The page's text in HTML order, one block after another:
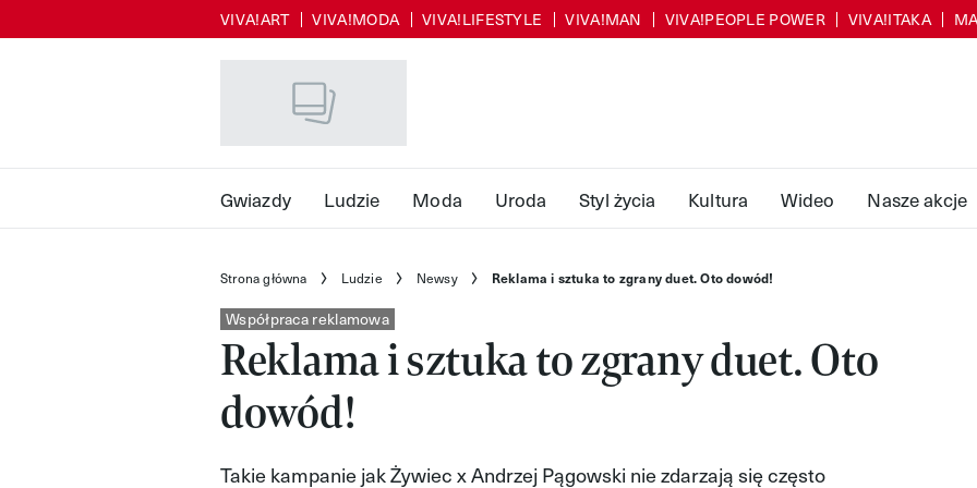
VIVA!ART VIVA!MODA VIVA!LIFESTYLE VIVA!MAN VIVA!PEOPLE POWER VIVA!ITAKA
Gwiazdy Ludzie Moda Uroda Styl życia Kultura Wideo Nasze akcje
Strona główna Ludzie Newsy Reklama i sztuka to zgrany duet. Oto dowód!
Współpraca reklamowa
Reklama i sztuka to zgrany duet. Oto
dowód!
Takie kampanie jak Żywiec x Andrzej Pągowski nie zdarzają się często